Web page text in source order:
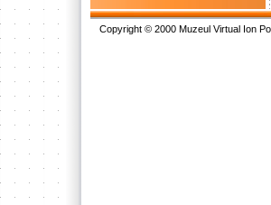
Copyright © 2000 Muzeul Virtual Ion